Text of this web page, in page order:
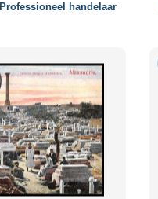
Professioneel handelaar